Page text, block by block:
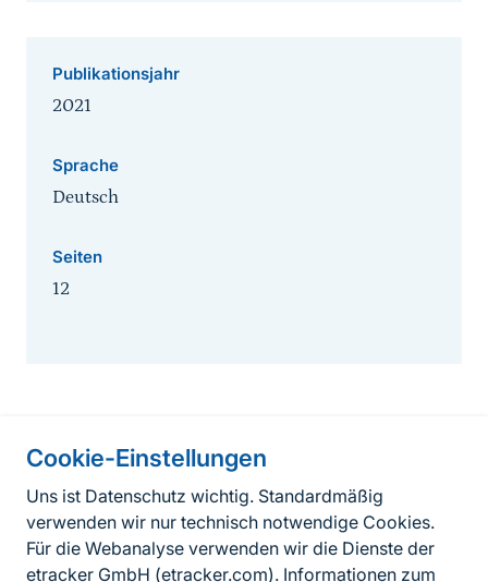
Cookie-Einstellungen
Uns ist Datenschutz wichtig. Standardmäßig
verwenden wir nur technisch notwendige Cookies.
Für die Webanalyse verwenden wir die Dienste der
etracker GmbH (etracker.com). Informationen zum
Publikationsjahr
2021
Sprache
Deutsch
Seiten
12
Informationen zur Seite
FußzeileKontakt zum BfN
Kontaktformular